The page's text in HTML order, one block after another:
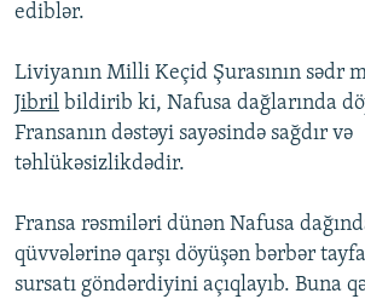
ediblər.
Liviyanın Milli Keçid Şurasının sədr
Jibril bildirib ki, Nafusa dağlarında
Fransanın dəstəyi sayəsində sağdır və
təhlükəsizlikdədir.
Fransa rəsmiləri dünən Nafusa
qüvvələrinə qarşı döyüşən bərbər
sursatı göndərdiyini açıqlayıb. Buna